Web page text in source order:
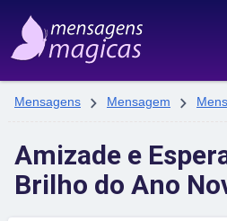
Mensagens  Mensagem 
Amizade e
Brilho do Ano